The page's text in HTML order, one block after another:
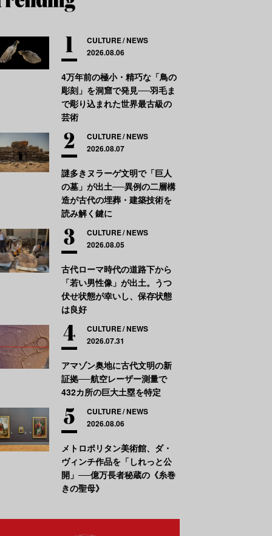
CULTURE NEWS
2026.08.06
4万年前の極小・精巧な「鳥の
彫刻」を洞窟で発見──羽毛ま
で彫り込まれた世界最古級の
芸術
CULTURE NEWS
2026.08.07
謎多きヌラーゲ文明で「巨人
の墓」が出土──異例の二層構
造が古代の埋葬・建築技術を
読み解く鍵に
CULTURE NEWS
2026.08.05
古代ローマ時代の道路下から
「若い男性像」が出土。うつ
伏せ状態が幸いし、保存状態
は良好
CULTURE NEWS
2026.07.31
アマゾン奥地に古代文明の新
証拠──航空レーザー測量で
432カ所の巨大土塁を特定
CULTURE NEWS
2026.08.06
メトロポリタン美術館、ダ・
ヴィンチ作品を「しれっと公
開」──億万長者秘蔵の《糸巻
きの聖母》